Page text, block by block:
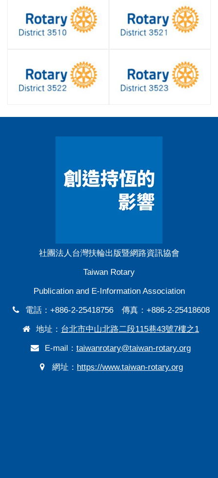
社團法人台灣扶輪出版暨網路資訊協會
Taiwan Rotary
Publication and E-Information Association
電話：+886-2-25418756 傳真：+886-2-25418608
地址： 台北市中山北路二段115巷43號7樓之1
E-mail： taiwanrotary@taiwan-rotary.org
網址： https://www.taiwan-rotary.org